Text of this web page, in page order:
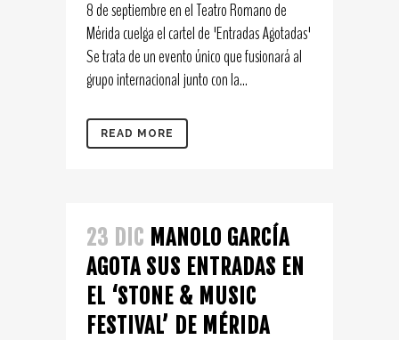
8 de septiembre en el Teatro Romano de
Mérida cuelga el cartel de 'Entradas Agotadas'
Se trata de un evento único que fusionará al
grupo internacional junto con la...
READ MORE
23 DIC MANOLO GARCÍA
AGOTA SUS ENTRADAS EN
EL ‘STONE & MUSIC
FESTIVAL’ DE MÉRIDA